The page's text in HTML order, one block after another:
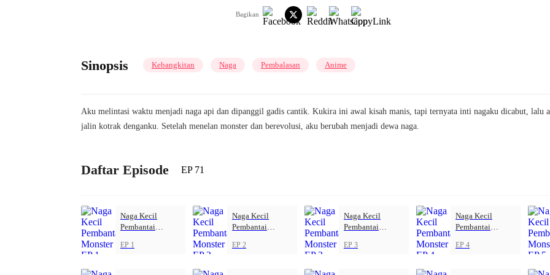
Bagikan
Sinopsis Kebangkitan Naga Pembalasan Anime
Aku melintasi waktu menjadi naga api dan dipanggil gadis cantik. Kukira ini awal kisah manis, tapi ternyata inti nagaku dicabut, lalu
jalin kotrak denganku. Setelah menelan monster dan berevolusi, aku berubah menjadi dewa naga.
Daftar Episode EP 71
Naga Kecil
Pembantai
EP 1
Naga Kecil
Pembantai
EP 2
Naga Kecil
Pembantai
EP 3
Naga Kecil
Pembantai
EP 4